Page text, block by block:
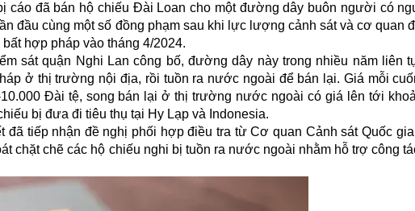
cáo đã bán hộ chiếu Đài Loan cho một đường dây buôn người có
đầu cùng một số đồng phạm sau khi lực lượng cảnh sát và cơ quan
hợp pháp vào tháng 4/2024.
sát quận Nghi Lan công bố, đường dây này trong nhiều năm liên
ở thị trường nội địa, rồi tuồn ra nước ngoài để bán lại. Giá mỗi
Đài tệ, song bán lại ở thị trường nước ngoài có giá lên tới
bị đưa đi tiêu thụ tại Hy Lạp và Indonesia.
đã tiếp nhận đề nghị phối hợp điều tra từ Cơ quan Cảnh sát Quốc
chặt chẽ các hộ chiếu nghi bị tuồn ra nước ngoài nhằm hỗ trợ công